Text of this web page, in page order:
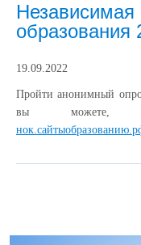
Независимая
образования
19.09.2022
Пройти анонимный
вы можете,